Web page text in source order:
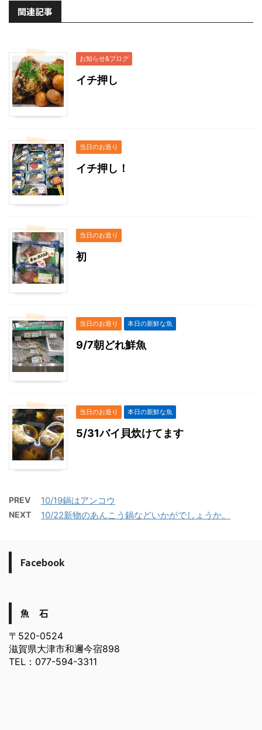
関連記事
お知らせ&ブログ
イチ押し
当日のお造り
イチ押し！
当日のお造り
初
当日のお造り 本日の新鮮な魚
9/7朝どれ鮮魚
当日のお造り 本日の新鮮な魚
5/31バイ貝炊けてます
PREV 10/19鍋はアンコウ
NEXT 10/22新物のあんこう鍋などいかがでしょうか。
Facebook
魚 石
〒520-0524
滋賀県大津市和邇今宿898
TEL：077-594-3311